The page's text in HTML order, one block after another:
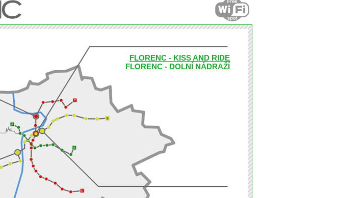
FLORENC - KISS AND RIDE
FLORENC - DOLNÍ NÁDRAŽÍ